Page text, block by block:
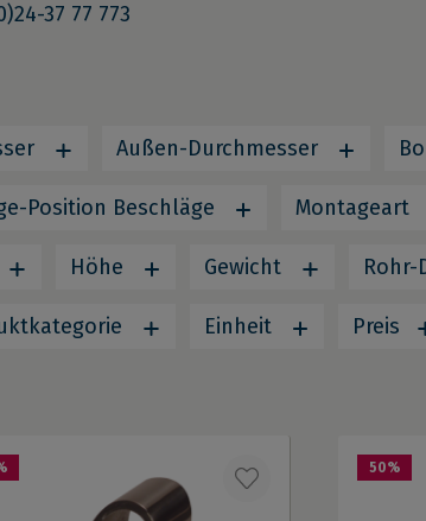
37 77 773
Außen-Durchmesser
Position Beschläge Montageart
Höhe Gewicht Rohr-
Einheit Preis
50%